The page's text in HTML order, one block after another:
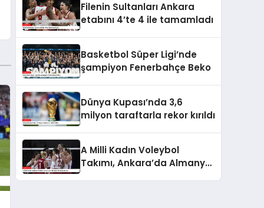
Filenin Sultanları Ankara
etabını 4’te 4 ile tamamladı
Basketbol Süper Ligi’nde
şampiyon Fenerbahçe Beko
Dünya Kupası’nda 3,6
milyon taraftarla rekor kırıldı
A Milli Kadın Voleybol
Takımı, Ankara’da Almanya